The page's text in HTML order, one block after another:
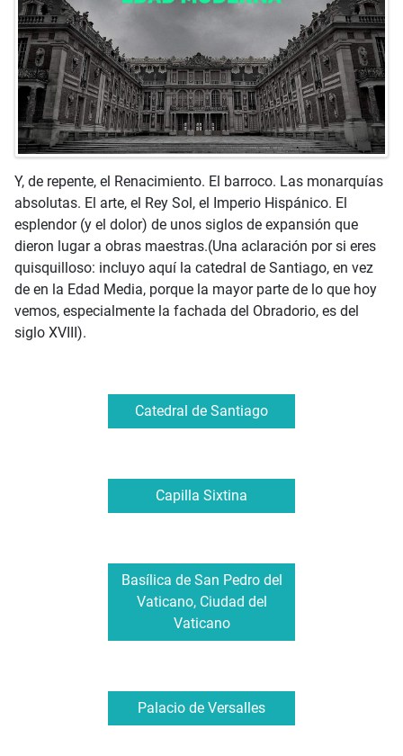
Y, de repente, el Renacimiento. El barroco. Las monarquías
absolutas. El arte, el Rey Sol, el Imperio Hispánico. El
esplendor (y el dolor) de unos siglos de expansión que
dieron lugar a obras maestras.(Una aclaración por si eres
quisquilloso: incluyo aquí la catedral de Santiago, en vez
de en la Edad Media, porque la mayor parte de lo que hoy
vemos, especialmente la fachada del Obradorio, es del
siglo XVIII).
Catedral de Santiago
Capilla Sixtina
Basílica de San Pedro del
Vaticano, Ciudad del
Vaticano
Palacio de Versalles